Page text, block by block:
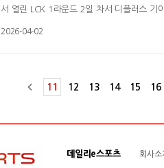
서 열린 LCK 1라운드 2일 차서 디플러스 기
서 걱정을 많이 했다. 하지만 2대0 깔끔한
2026-04-02
11 12 13 14 15 16
데일리e스포츠 회사소